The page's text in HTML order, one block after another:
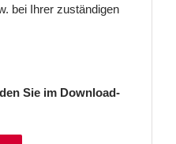
bei Ihrer zuständigen
Sie im Download-